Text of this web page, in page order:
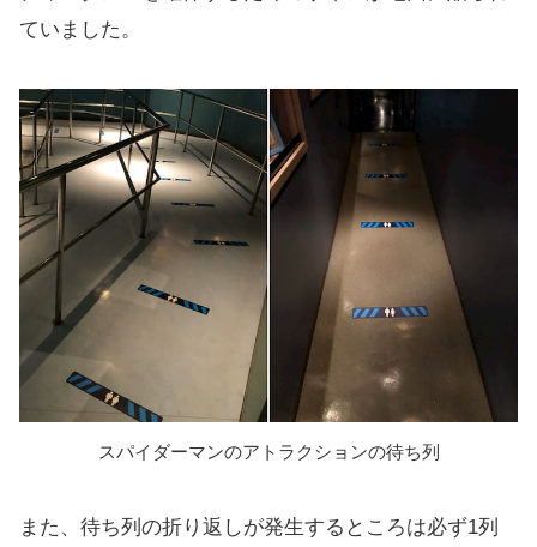
ていました。
スパイダーマンのアトラクションの待ち列
また、待ち列の折り返しが発生するところは必ず1列